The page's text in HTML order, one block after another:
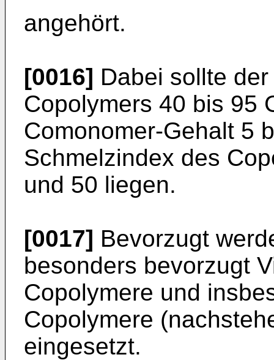
angehört.
[0016] Dabei sollte
Copolymers 40 bis 95
Comonomer-Gehalt 5
Schmelzindex des
und 50 liegen.
[0017] Bevorzugt
besonders bevorzugt
Copolymere und
Copolymere
eingesetzt.